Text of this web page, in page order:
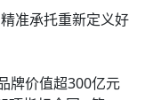
承托重新定义好
牌价值超300亿元